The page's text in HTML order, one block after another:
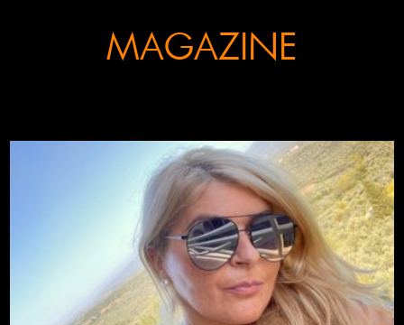
MAGAZINE